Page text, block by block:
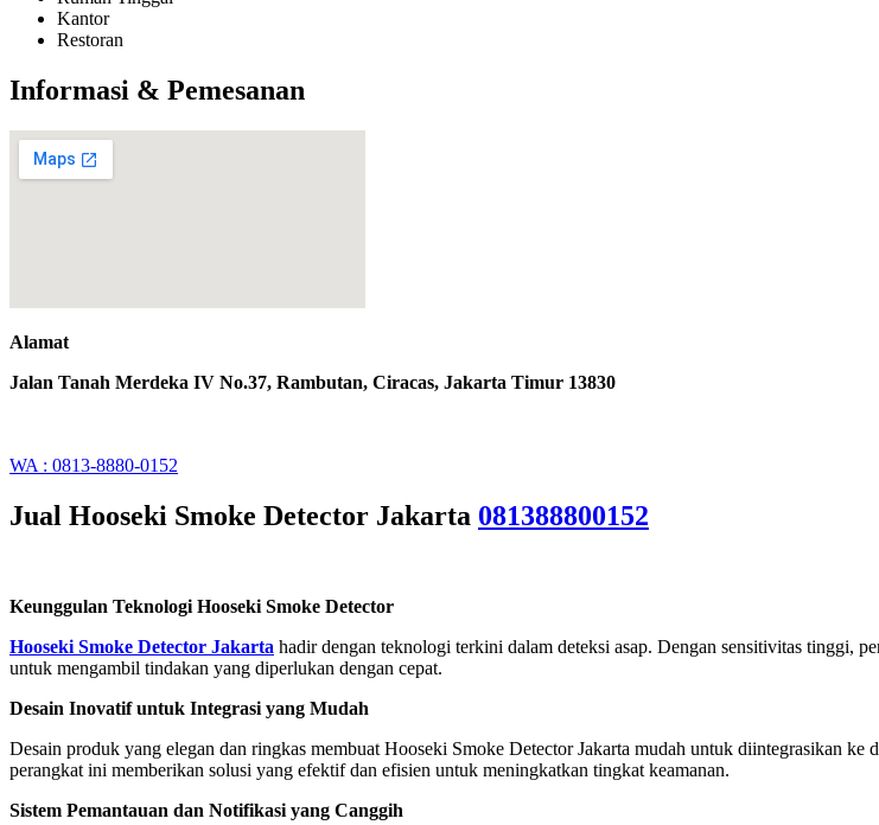
Kantor
Restoran
Informasi & Pemesanan
Alamat
Jalan Tanah Merdeka IV No.37, Rambutan, Ciracas, Jakarta Timur 13830
WA : 0813-8880-0152
Jual Hooseki Smoke Detector Jakarta 081388800152
Keunggulan Teknologi Hooseki Smoke Detector
Hooseki Smoke Detector Jakarta hadir dengan teknologi terkini dalam deteksi asap. Dengan sensitivitas tinggi,
untuk mengambil tindakan yang diperlukan dengan cepat.
Desain Inovatif untuk Integrasi yang Mudah
Desain produk yang elegan dan ringkas membuat Hooseki Smoke Detector Jakarta mudah untuk diintegrasikan
perangkat ini memberikan solusi yang efektif dan efisien untuk meningkatkan tingkat keamanan.
Sistem Pemantauan dan Notifikasi yang Canggih